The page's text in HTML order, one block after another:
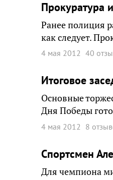
Прокуратура
Ранее полиция
как следует.
4 мая 2012 40
Итоговое
Основные
Дня Победы
4 мая 2012 8
Спортсмен
Для чемпиона